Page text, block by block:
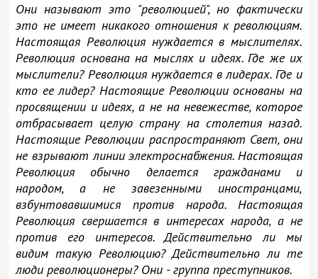
Они называют это "революцией", но фактически
это не имеет никакого отношения к революциям.
Настоящая Революция нуждается в мыслителях.
Революция основана на мыслях и идеях. Где же их
мыслители? Революция нуждается в лидерах. Где и
кто ее лидер? Настоящие Революции основаны на
просвящении и идеях, а не на невежестве, которое
отбрасывает целую страну на столетия назад.
Настоящие Революции распространяют Свет, они
не взрывают линии электроснабжения. Настоящая
Революция обычно делается гражданами и
народом, а не завезенными иностранцами,
взбунтовавшимися против народа. Настоящая
Революция свершается в интересах народа, а не
против его интересов. Действительно ли мы
видим такую Революцию? Действительно ли те
люди революционеры? Они - группа преступников.